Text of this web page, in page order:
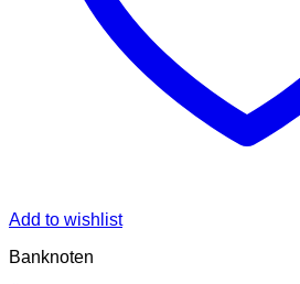
Add to wishlist
Banknoten